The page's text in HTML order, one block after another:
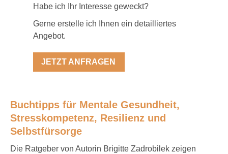
Habe ich Ihr Interesse geweckt?
Gerne erstelle ich Ihnen ein detailliertes
Angebot.
JETZT ANFRAGEN
Buchtipps für Mentale Gesundheit,
Stresskompetenz, Resilienz und
Selbstfürsorge
Die Ratgeber von Autorin Brigitte Zadrobilek zeigen